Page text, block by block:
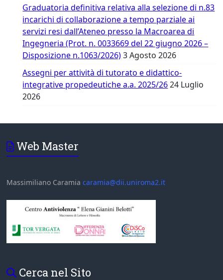
Graduatoria definitiva relativa alla selezione di n.83
incarichi di collaborazione a tempo parziale ai
servizi resi dall’Ateneo presso la Macroarea di
Ingegneria (Prot. n. 0033669 del 22 giugno 2026 –
Disposizione n.1063/2026) 3 Agosto 2026
Assegni per attività di tutorato e didattico-
integrative propedeutiche a.a. 2025/26 24 Luglio
2026
Web Master
Massimiliano Caramiacaramia@dii.uniroma2.it
Cerca nel Sito